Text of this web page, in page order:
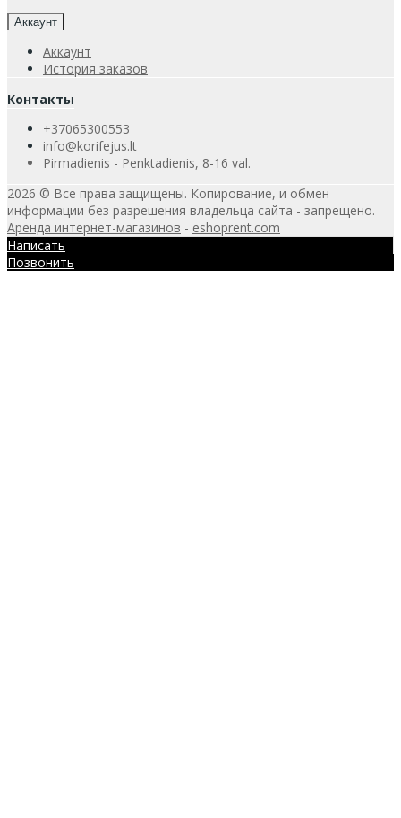
Аккаунт
Аккаунт
История заказов
Контакты
+37065300553
info@korifejus.lt
Pirmadienis - Penktadienis, 8-16 val.
2026 © Все права защищены. Копирование, и обмен
информации без разрешения владельца сайта - запрещено.
Аренда интернет-магазинов - eshoprent.com
Написать
Позвонить